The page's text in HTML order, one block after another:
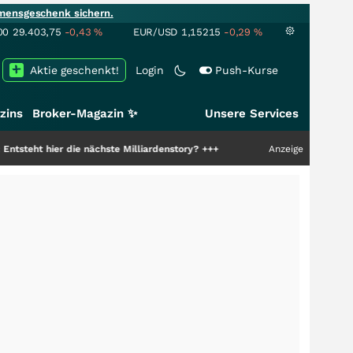
sichern.
29.403,75 -0,43% EUR/USD 1,15215 -0,29 %
Login Push-Kurse
Aktie geschenkt!
Broker-Magazin ✨ Unsere Services
die nächste Milliardenstory?+++ Anzeige